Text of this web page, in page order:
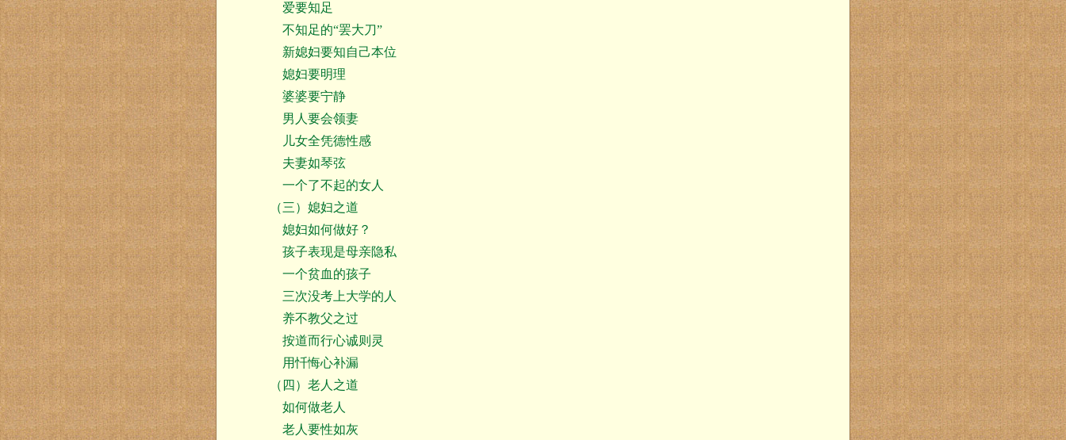
爱要知足
不知足的“罢大刀”
新媳妇要知自己本位
媳妇要明理
婆婆要宁静
男人要会领妻
儿女全凭德性感
夫妻如琴弦
一个了不起的女人
（三）媳妇之道
媳妇如何做好？
孩子表现是母亲隐私
一个贫血的孩子
三次没考上大学的人
养不教父之过
按道而行心诚则灵
用忏悔心补漏
（四）老人之道
如何做老人
老人要性如灰